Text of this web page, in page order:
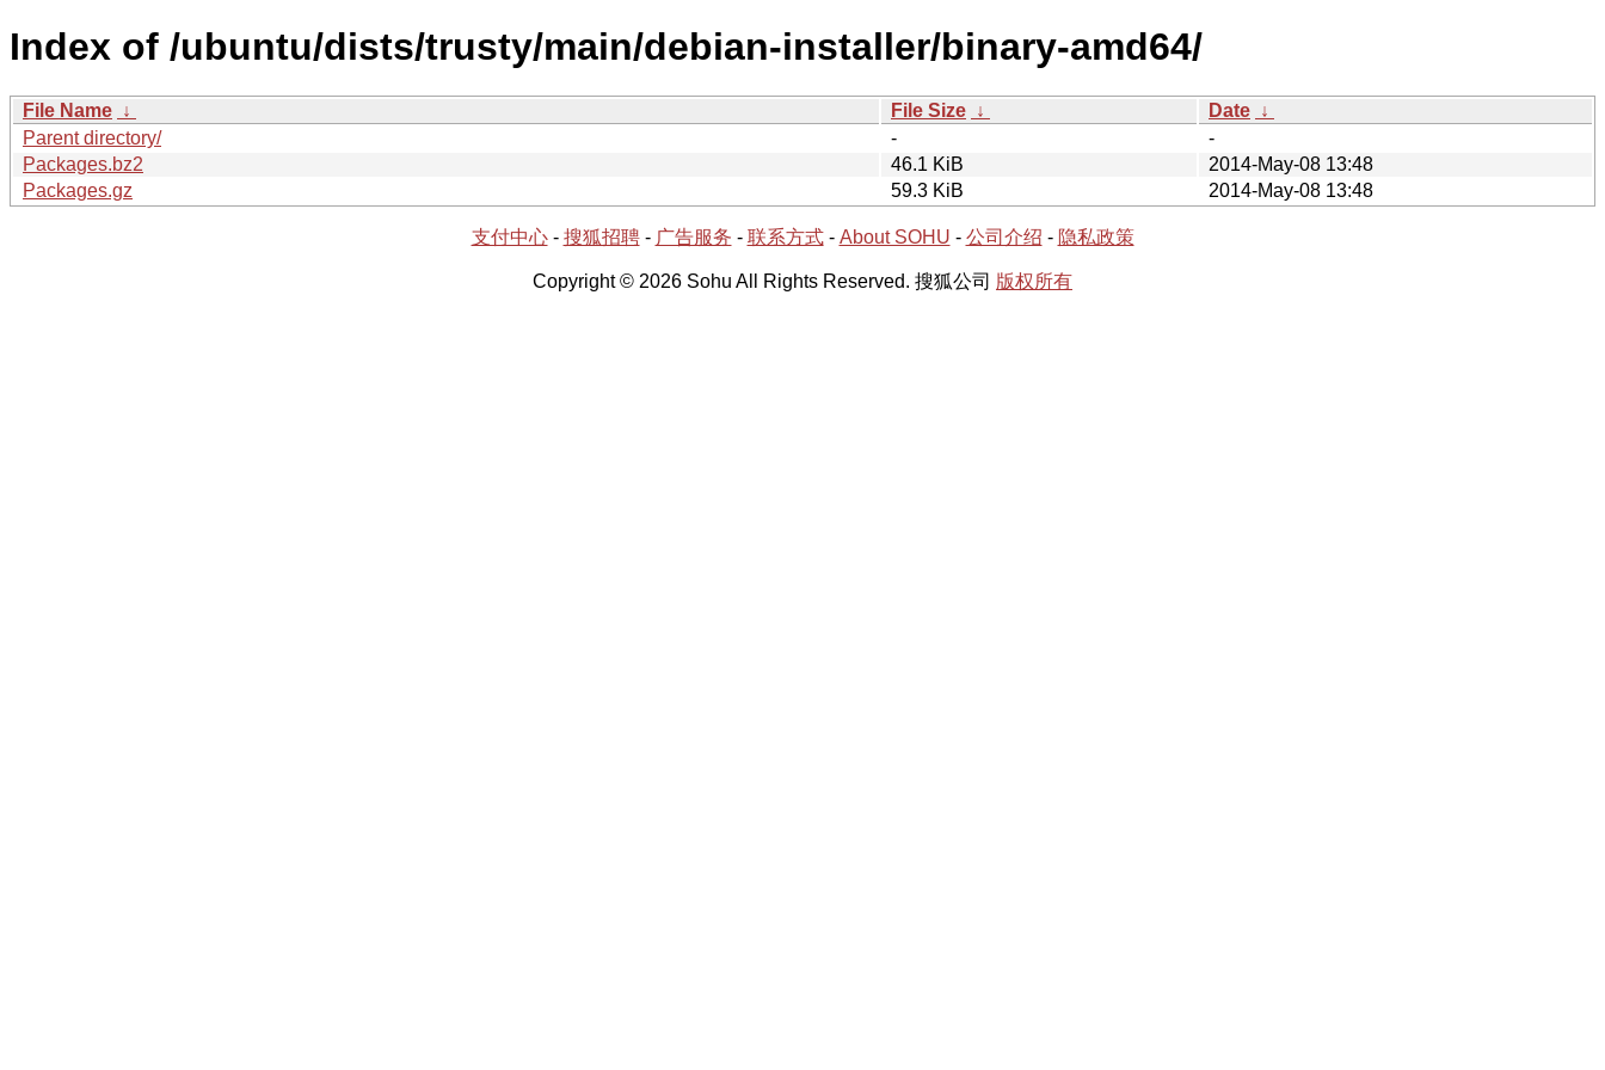
Index of /ubuntu/dists/trusty/main/debian-installer/binary-amd64/
File Name ↓ File Size ↓ Date ↓
Parent directory/
-
-
Packages.bz2
46.1 KiB
2014-May-08 13:48
Packages.gz
59.3 KiB 2014-May-08 13:48
支付中心- 搜狐招聘- 广告服务 - 联系方式- About SOHU - 公司介绍 - 隐私政策
Copyright © 2026 Sohu All Rights Reserved. 搜狐公司 版权所有